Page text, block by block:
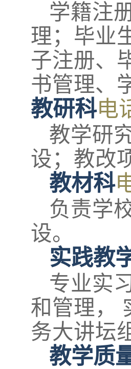
学籍注
理；毕业
子注册、
书管理、
教研科电
教学研
设；教改
教材科
负责学
设。
实践教
专业实
和管理，
务大讲坛
教学质